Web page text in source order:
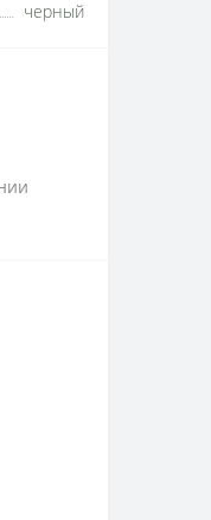
черный